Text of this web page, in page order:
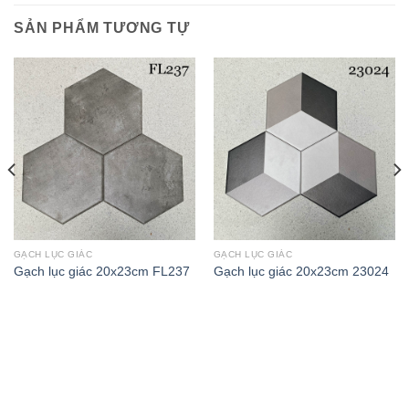
SẢN PHẨM TƯƠNG TỰ
GẠCH LỤC GIÁC
Gạch lục giác 20x23cm FL237
GẠCH LỤC GIÁC
Gạch lục giác 20x23cm 23024